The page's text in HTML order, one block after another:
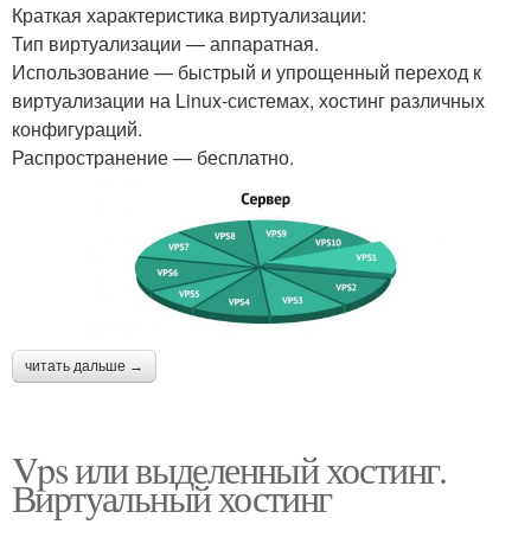
Краткая характеристика виртуализации:
Тип виртуализации — аппаратная.
Использование — быстрый и упрощенный переход к
виртуализации на Linux-системах, хостинг различных
конфигураций.
Распространение — бесплатно.
читать дальше →
Vps или выделенный хостинг.
Виртуальный хостинг